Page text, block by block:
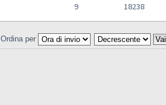
9 18238
Ordina per